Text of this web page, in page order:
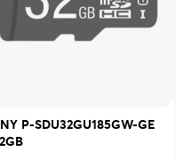
P-SDU32GU185GW-GE